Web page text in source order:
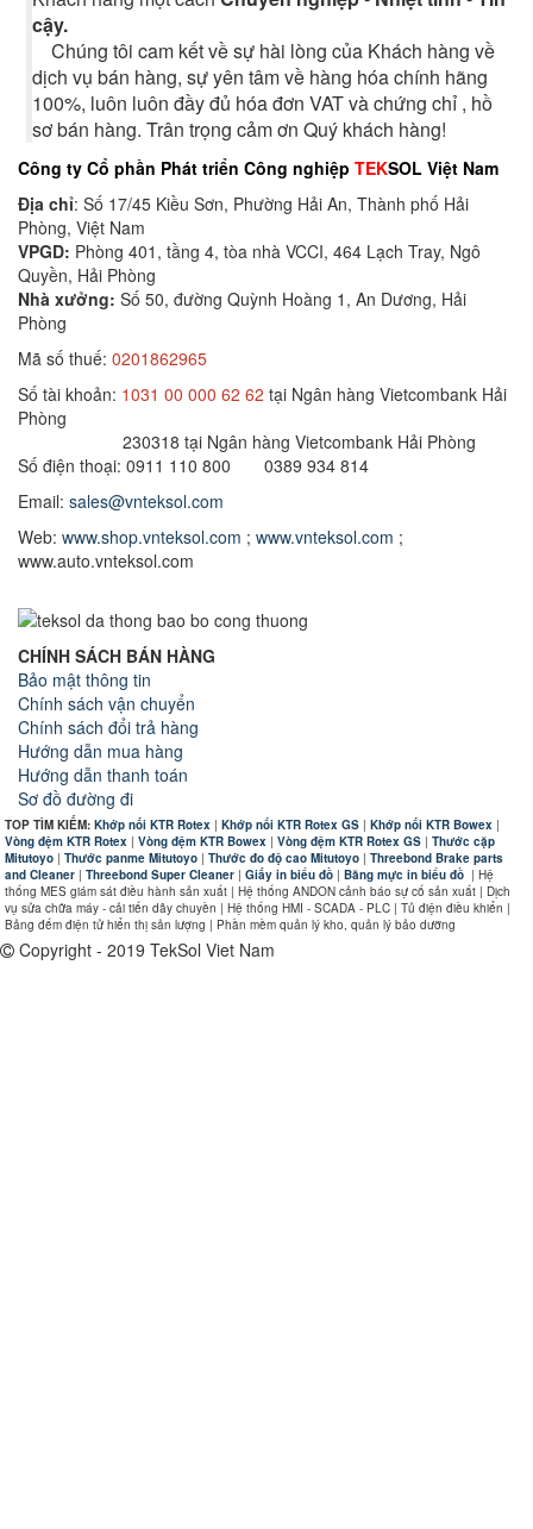
cậy.
Chúng tôi cam kết về sự hài lòng của Khách hàng về
dịch vụ bán hàng, sự yên tâm về hàng hóa chính hãng
100%, luôn luôn đầy đủ hóa đơn VAT và chứng chỉ , hồ
sơ bán hàng. Trân trọng cảm ơn Quý khách hàng!
Công ty Cổ phần Phát triển Công nghiệp TEKSOL Việt Nam
Địa chỉ: Số 17/45 Kiều Sơn, Phường Hải An, Thành phố Hải
Phòng, Việt Nam
VPGD: Phòng 401, tầng 4, tòa nhà VCCI, 464 Lạch Tray, Ngô
Quyền, Hải Phòng
Nhà xưởng: Số 50, đường Quỳnh Hoàng 1, An Dương, Hải
Phòng
Mã số thuế: 0201862965
Số tài khoản: 1031 00 000 62 62 tại Ngân hàng Vietcombank Hải
Phòng
230318 tại Ngân hàng Vietcombank Hải Phòng
Số điện thoại: 0911 110 800 0389 934 814
Email: sales@vnteksol.com
Web: www.shop.vnteksol.com ; www.vnteksol.com ;
www.auto.vnteksol.com
CHÍNH SÁCH BÁN HÀNG
Bảo mật thông tin
Chính sách vận chuyển
Chính sách đổi trả hàng
Hướng dẫn mua hàng
Hướng dẫn thanh toán
Sơ đồ đường đi
TOP TÌM KIẾM:Khớp nối KTR Rotex |Khớp nối KTR Rotex GS |Khớp nối KTR Bowex |
Vòng đệm KTR Rotex | Vòng đệm KTR Bowex |Vòng đệm KTR Rotex GS |Thước cặp
Mitutoyo |Thước panme Mitutoyo |Thước đo độ cao Mitutoyo |Threebond Brake parts
and Cleaner |Threebond Super Cleaner |Giấy in biểu đồ |Băng mực in biểu đồ | Hệ
thống MES giám sát điều hành sản xuất | Hệ thống ANDON cảnh báo sự cố sản xuất | Dịch
vụ sửa chữa máy - cải tiến dây chuyền | Hệ thống HMI - SCADA - PLC | Tủ điện điều khiển |
Bảng đếm điện tử hiển thị sản lượng | Phần mềm quản lý kho, quản lý bảo dưỡng
Copyright - 2019 TekSol Viet Nam